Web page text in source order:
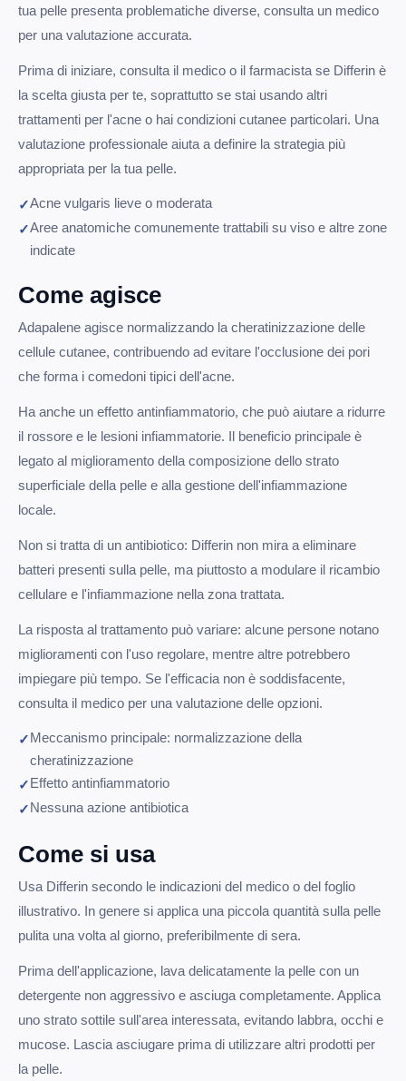
tua pelle presenta problematiche diverse, consulta un medico
per una valutazione accurata.
Prima di iniziare, consulta il medico o il farmacista se Differin è
la scelta giusta per te, soprattutto se stai usando altri
trattamenti per l'acne o hai condizioni cutanee particolari. Una
valutazione professionale aiuta a definire la strategia più
appropriata per la tua pelle.
Acne vulgaris lieve o moderata
Aree anatomiche comunemente trattabili su viso e altre zone
indicate
Come agisce
Adapalene agisce normalizzando la cheratinizzazione delle
cellule cutanee, contribuendo ad evitare l'occlusione dei pori
che forma i comedoni tipici dell'acne.
Ha anche un effetto antinfiammatorio, che può aiutare a ridurre
il rossore e le lesioni infiammatorie. Il beneficio principale è
legato al miglioramento della composizione dello strato
superficiale della pelle e alla gestione dell'infiammazione
locale.
Non si tratta di un antibiotico: Differin non mira a eliminare
batteri presenti sulla pelle, ma piuttosto a modulare il ricambio
cellulare e l'infiammazione nella zona trattata.
La risposta al trattamento può variare: alcune persone notano
miglioramenti con l'uso regolare, mentre altre potrebbero
impiegare più tempo. Se l'efficacia non è soddisfacente,
consulta il medico per una valutazione delle opzioni.
Meccanismo principale: normalizzazione della
cheratinizzazione
Effetto antinfiammatorio
Nessuna azione antibiotica
Come si usa
Usa Differin secondo le indicazioni del medico o del foglio
illustrativo. In genere si applica una piccola quantità sulla pelle
pulita una volta al giorno, preferibilmente di sera.
Prima dell'applicazione, lava delicatamente la pelle con un
detergente non aggressivo e asciuga completamente. Applica
uno strato sottile sull'area interessata, evitando labbra, occhi e
mucose. Lascia asciugare prima di utilizzare altri prodotti per
la pelle.